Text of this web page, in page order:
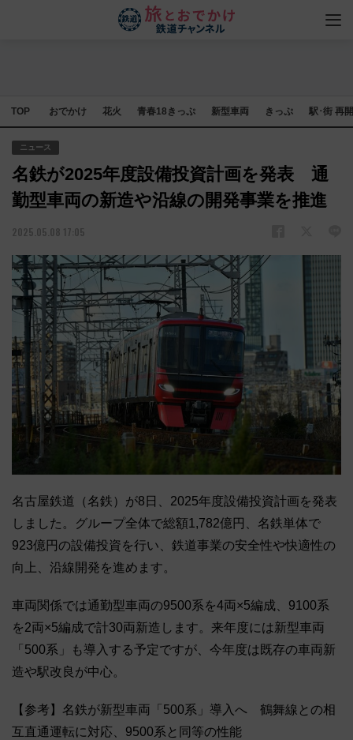
TOP おでかけ 花火 青春18きっぷ 新型車両 きっぷ 駅･街 再
ニュース
名鉄が2025年度設備投資計画を発表 通
勤型車両の新造や沿線の開発事業を推進
2025.05.08 17:05
名古屋鉄道（名鉄）が8日、2025年度設備投資計画を発表
しました。グループ全体で総額1,782億円、名鉄単体で
923億円の設備投資を行い、鉄道事業の安全性や快適性の
向上、沿線開発を進めます。
車両関係では通勤型車両の9500系を4両×5編成、9100系
を2両×5編成で計30両新造します。来年度には新型車両
「500系」も導入する予定ですが、今年度は既存の車両新
造や駅改良が中心。
【参考】名鉄が新型車両「500系」導入へ 鶴舞線との相
互直通運転に対応、9500系と同等の性能